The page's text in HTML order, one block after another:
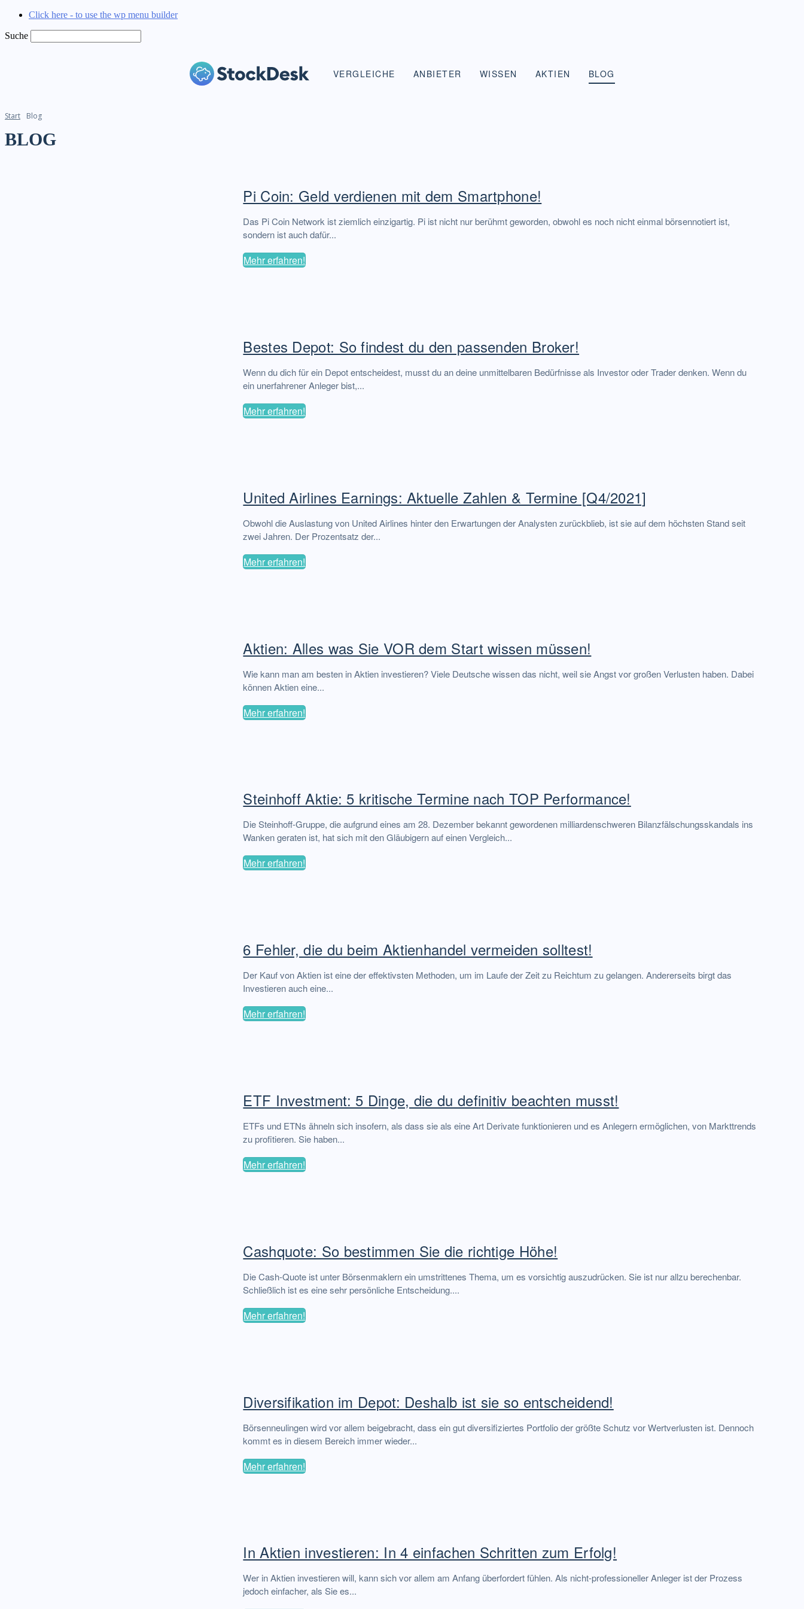
Click here - to use the wp menu builder
Suche
VERGLEICHE ANBIETER WISSEN AKTIEN BLOG
Start Blog
BLOG
Pi Coin: Geld verdienen mit dem Smartphone!
Das Pi Coin Network ist ziemlich einzigartig. Pi ist nicht nur berühmt geworden, obwohl es noch nicht einmal börsennotiert ist,
sondern ist auch dafür...
Mehr erfahren!
Bestes Depot: So findest du den passenden Broker!
Wenn du dich für ein Depot entscheidest, musst du an deine unmittelbaren Bedürfnisse als Investor oder Trader denken. Wenn du
ein unerfahrener Anleger bist,...
Mehr erfahren!
United Airlines Earnings: Aktuelle Zahlen & Termine [Q4/2021]
Obwohl die Auslastung von United Airlines hinter den Erwartungen der Analysten zurückblieb, ist sie auf dem höchsten Stand seit
zwei Jahren. Der Prozentsatz der...
Mehr erfahren!
Aktien: Alles was Sie VOR dem Start wissen müssen!
Wie kann man am besten in Aktien investieren? Viele Deutsche wissen das nicht, weil sie Angst vor großen Verlusten haben. Dabei
können Aktien eine...
Mehr erfahren!
Steinhoff Aktie: 5 kritische Termine nach TOP Performance!
Die Steinhoff-Gruppe, die aufgrund eines am 28. Dezember bekannt gewordenen milliardenschweren Bilanzfälschungsskandals ins
Wanken geraten ist, hat sich mit den Gläubigern auf einen Vergleich...
Mehr erfahren!
6 Fehler, die du beim Aktienhandel vermeiden solltest!
Der Kauf von Aktien ist eine der effektivsten Methoden, um im Laufe der Zeit zu Reichtum zu gelangen. Andererseits birgt das
Investieren auch eine...
Mehr erfahren!
ETF Investment: 5 Dinge, die du definitiv beachten musst!
ETFs und ETNs ähneln sich insofern, als dass sie als eine Art Derivate funktionieren und es Anlegern ermöglichen, von Markttrends
zu profitieren. Sie haben...
Mehr erfahren!
Cashquote: So bestimmen Sie die richtige Höhe!
Die Cash-Quote ist unter Börsenmaklern ein umstrittenes Thema, um es vorsichtig auszudrücken. Sie ist nur allzu berechenbar.
Schließlich ist es eine sehr persönliche Entscheidung....
Mehr erfahren!
Diversifikation im Depot: Deshalb ist sie so entscheidend!
Börsenneulingen wird vor allem beigebracht, dass ein gut diversifiziertes Portfolio der größte Schutz vor Wertverlusten ist. Dennoch
kommt es in diesem Bereich immer wieder...
Mehr erfahren!
In Aktien investieren: In 4 einfachen Schritten zum Erfolg!
Wer in Aktien investieren will, kann sich vor allem am Anfang überfordert fühlen. Als nicht-professioneller Anleger ist der Prozess
jedoch einfacher, als Sie es...